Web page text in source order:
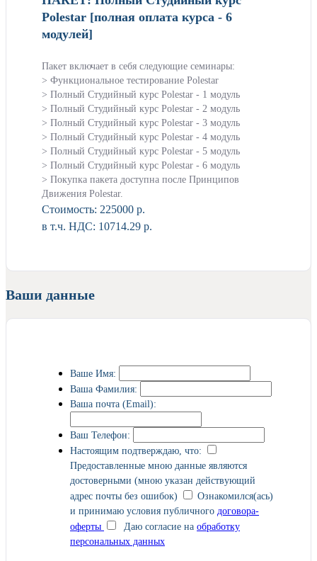
Polestar [полная оплата курса - 6
модулей]
Пакет включает в себя следующие семинары:
> Функциональное тестирование Polestar
> Полный Студийный курс Polestar - 1 модуль
> Полный Студийный курс Polestar - 2 модуль
> Полный Студийный курс Polestar - 3 модуль
> Полный Студийный курс Polestar - 4 модуль
> Полный Студийный курс Polestar - 5 модуль
> Полный Студийный курс Polestar - 6 модуль
> Покупка пакета доступна после Принципов
Движения Polestar.
Стоимость: 225000 р.
в т.ч. НДС: 10714.29 р.
Ваши данные
Ваше Имя:
Ваша Фамилия:
Ваша почта (Email):
Ваш Телефон:
Настоящим подтверждаю, что:
Предоставленные мною данные являются
достоверными (мною указан действующий
адрес почты без ошибок)
Ознакомился(ась)
и принимаю условия публичного договора-
оферты
Даю согласие на обработку
персональных данных